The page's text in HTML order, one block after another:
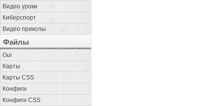
Видео уроки
Киберспорт
Видео приколы
Файлы
Gui
Карты
Карты CSS
Конфиги
Конфиги CSS